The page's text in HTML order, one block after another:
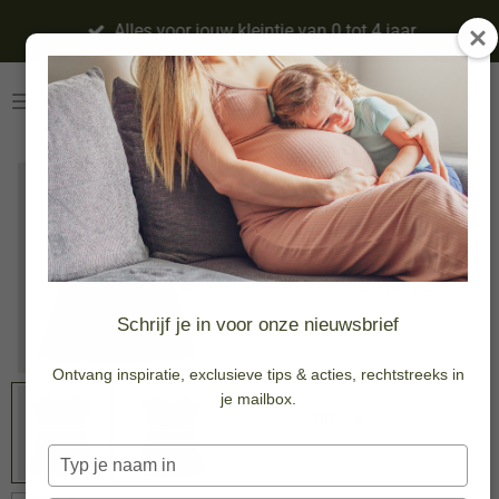
Schrijf je in voor onze nieuwsbrief
Ontvang inspiratie, exclusieve tips & acties, rechtstreeks in
je mailbox.
Typ
je
direct
de
hoofdinhoud
Alles voor jouw kleintje van 0 tot 4 jaar
Dress - Red
-30%
€ 25,89
Maat